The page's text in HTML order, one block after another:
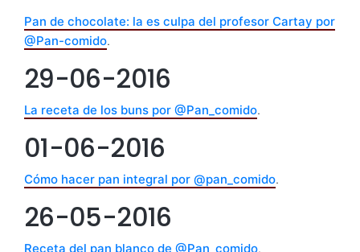
Pan de chocolate: la es culpa del profesor Cartay por
@Pan-comido.
29-06-2016
La receta de los buns por @Pan_comido.
01-06-2016
Cómo hacer pan integral por @pan_comido.
26-05-2016
Receta del pan blanco de @Pan_comido.